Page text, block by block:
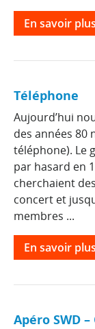
En savoir plus
Téléphone
Aujourd’hui
des années 80
téléphone). Le
par hasard en
cherchaient
concert et
membres ...
En savoir plus
Apéro SWD